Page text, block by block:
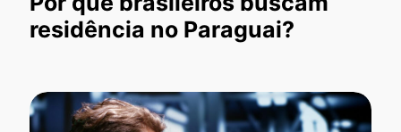
residência no Paraguai?